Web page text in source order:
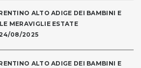
ALTO ADIGE DEI BAMBINI E
MERAVIGLIE ESTATE
08/2025
ALTO ADIGE DEI BAMBINI E